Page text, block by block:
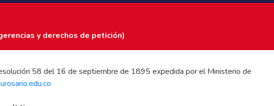
y derechos de petición)
58 del 16 de septiembre de 1895 expedida por el Ministerio de